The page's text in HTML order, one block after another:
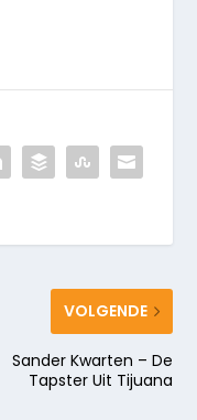
VOLGENDE
Sander Kwarten – De
Tapster Uit Tijuana